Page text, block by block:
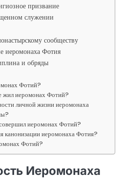
призвание
служении
сообществу
иеромонаха Фотия
и обряды
Фотий?
жил иеромонах Фотий?
личной жизни иеромонаха
иеромонах Фотий?
канонизации иеромонаха Фотия?
Фотий?
Иеромонаха